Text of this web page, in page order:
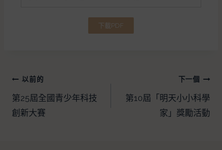
下載PDF
以前的
第25屆全國青少年科技
創新大賽
下一個
第10屆「明天小小科學
家」獎勵活動